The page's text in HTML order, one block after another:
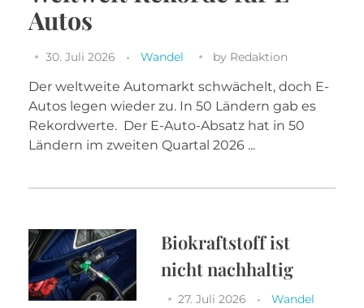
Autos
30. Juli 2026 Wandel by Redaktion
Der weltweite Automarkt schwächelt, doch E-
Autos legen wieder zu. In 50 Ländern gab es
Rekordwerte. Der E-Auto-Absatz hat in 50
Ländern im zweiten Quartal 2026 ...
Biokraftstoff ist
nicht nachhaltig
27. Juli 2026
Wandel